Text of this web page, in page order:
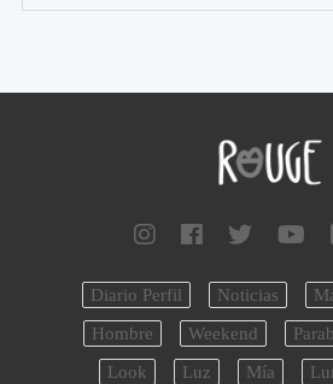
Diario Perfil Noticias
Hombre
Weekend
Look
Luz Mía